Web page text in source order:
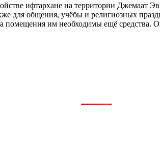
ифтархане на территории Джемаат
для общения, учёбы и религиозных
помещения им необходимы ещё средства.